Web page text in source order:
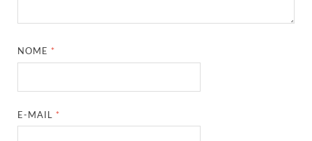
NOME *
E-MAIL *